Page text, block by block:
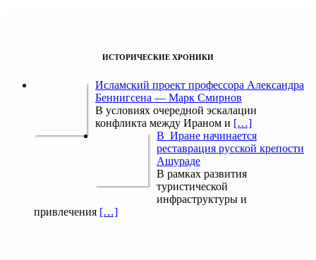
ИСТОРИЧЕСКИЕ ХРОНИКИ
Исламский проект профессора Александра
Беннигсена — Марк Смирнов
В условиях очередной эскалации
конфликта между Ираном и […]
В Иране начинается
реставрация русской крепости
Ашураде
В рамках развития
туристической
инфраструктуры и
привлечения […]